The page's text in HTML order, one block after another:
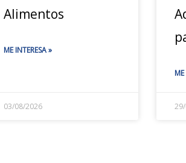
Alimentos
ME INTERESA »
03/08/2026